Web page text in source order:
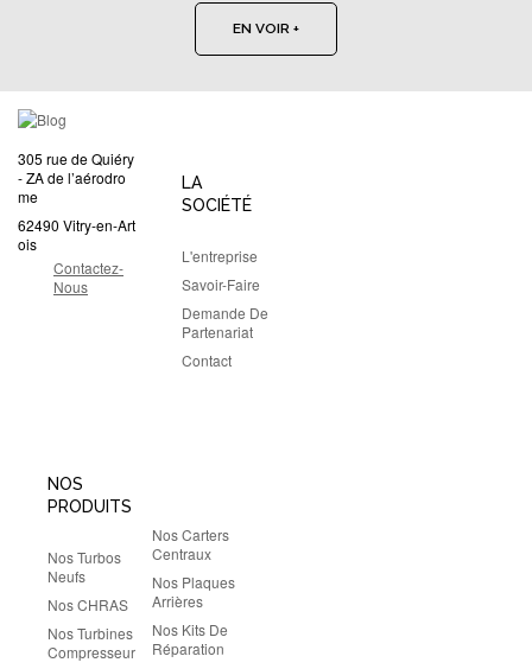
EN VOIR +
305 rue de Quiéry
- ZA de l’aérodro
me
62490 Vitry-en-Art
ois
Contactez-
Nous
LA
SOCIÉTÉ
L'entreprise
Savoir-Faire
Demande De
Partenariat
Contact
NOS
PRODUITS
Nos Turbos
Neufs
Nos CHRAS
Nos Turbines
Compresseur
Nos Carters
Centraux
Nos Plaques
Arrières
Nos Kits De
Réparation